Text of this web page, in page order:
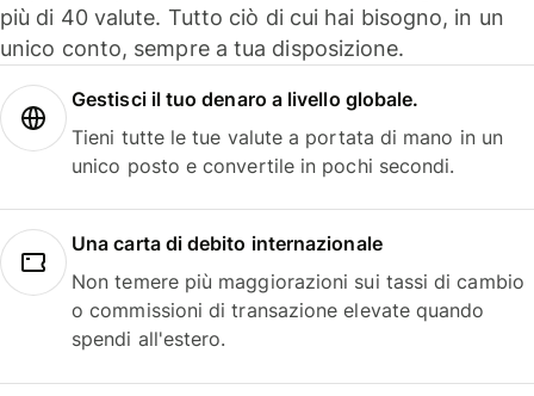
più di 40 valute. Tutto ciò di cui hai bisogno, in un
unico conto, sempre a tua disposizione.
Gestisci il tuo denaro a livello globale.
Tieni tutte le tue valute a portata di mano in un
unico posto e convertile in pochi secondi.
Una carta di debito internazionale
Non temere più maggiorazioni sui tassi di cambio
o commissioni di transazione elevate quando
spendi all'estero.